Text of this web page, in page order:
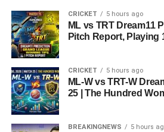
वहीं Birmingham Phoenix को जीत दर्ज
बल्लेबाजी में बड़ा सुधार करना होगा। यदि
Owen अच्छी शुरुआत दिलाते हैं तो मुकाबला
Winning Probability
Sunrisers Leeds – 58%
Birmingham Phoenix – 42%
CRICKET 5 hours ago
ML vs TRT Dream11
Pitch Report, Playing
CRICKET 5 hours ago
ML-W vs TRT-W
25 | The Hundred
BREAKINGNEWS 5 hours